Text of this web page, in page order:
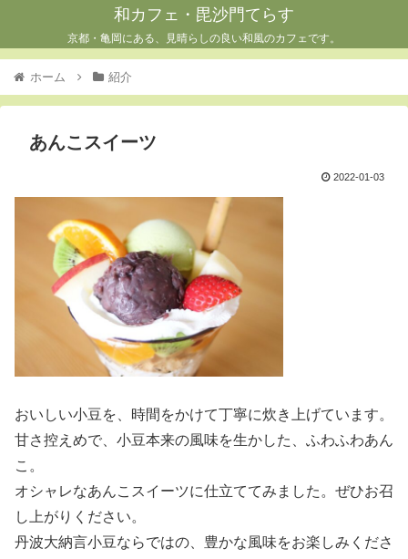
和カフェ・毘沙門てらす
京都・亀岡にある、見晴らしの良い和風のカフェです。
ホーム 紹介
あんこスイーツ
2022-01-03
おいしい小豆を、時間をかけて丁寧に炊き上げています。
甘さ控えめで、小豆本来の風味を生かした、ふわふわあん
こ。
オシャレなあんこスイーツに仕立ててみました。ぜひお召
し上がりください。
丹波大納言小豆ならではの、豊かな風味をお楽しみくださ